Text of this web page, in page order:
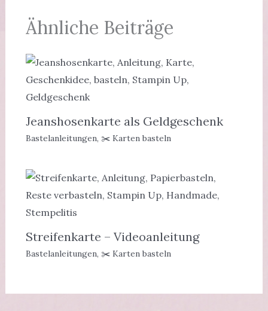
Ähnliche Beiträge
Jeanshosenkarte als Geldgeschenk
Bastelanleitungen, ✂️ Karten basteln
Streifenkarte – Videoanleitung
Bastelanleitungen, ✂️ Karten basteln